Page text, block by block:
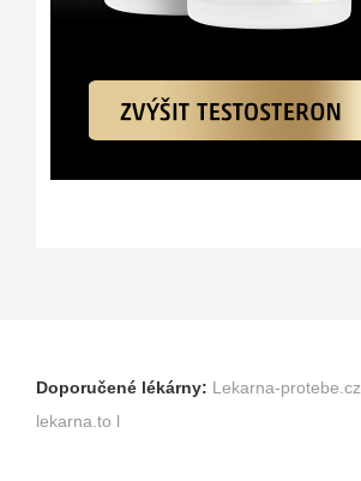
Doporučené lékárny: Lekarna-protebe.cz
lekarna.to l